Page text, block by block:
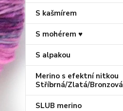
S kašmírem
S mohérem ♥
S alpakou
Merino s efektní nitkou
Stříbrná/Zlatá/Bronzová
SLUB merino